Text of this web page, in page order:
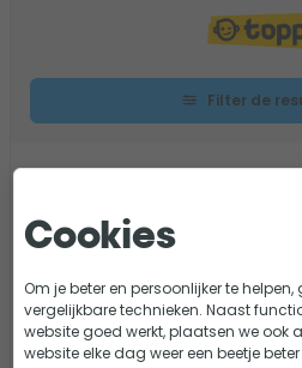
Filter de
Vergelijk
Velda UV-
Lengte: 134
Brandduur:
7,99
Cookies
Om je beter en persoonlijker te
vergelijkbare technieken. Naast
website goed werkt, plaatsen we ook
website elke dag weer een beetje